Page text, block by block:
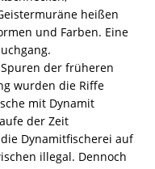
heißen
und Farben. Eine
der früheren
wurden die Riffe
mit Dynamit
der Zeit
Dynamitfischerei auf
illegal. Dennoch